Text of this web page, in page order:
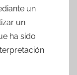
un
un
ha sido